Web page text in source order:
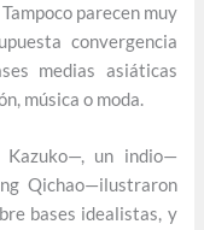
parecen muy
convergencia
medias asiáticas
música o moda.
Kazuko—, un indio—
Qichao—ilustraron
bases idealistas, y